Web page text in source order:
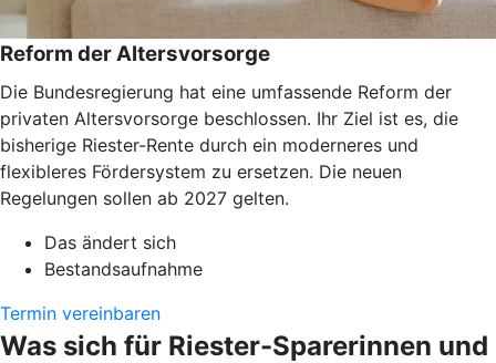
Reform der Altersvorsorge
Die Bundesregierung hat eine umfassende Reform der
privaten Altersvorsorge beschlossen. Ihr Ziel ist es, die
bisherige Riester-Rente durch ein moderneres und
flexibleres Fördersystem zu ersetzen. Die neuen
Regelungen sollen ab 2027 gelten.
Das ändert sich
Bestandsaufnahme
Termin vereinbaren
Was sich für Riester-Sparerinnen und